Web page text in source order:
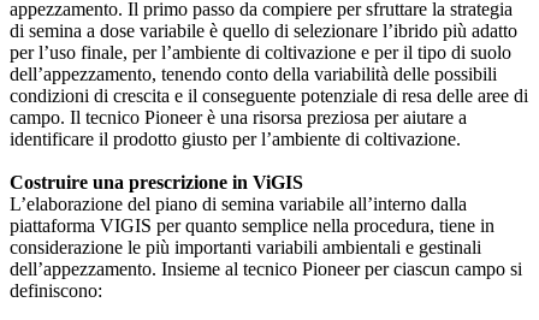
appezzamento. Il primo passo da compiere per sfruttare la strategia
di semina a dose variabile è quello di selezionare l’ibrido più adatto
per l’uso finale, per l’ambiente di coltivazione e per il tipo di suolo
dell’appezzamento, tenendo conto della variabilità delle possibili
condizioni di crescita e il conseguente potenziale di resa delle aree di
campo. Il tecnico Pioneer è una risorsa preziosa per aiutare a
identificare il prodotto giusto per l’ambiente di coltivazione.
Costruire una prescrizione in ViGIS
L’elaborazione del piano di semina variabile all’interno dalla
piattaforma VIGIS per quanto semplice nella procedura, tiene in
considerazione le più importanti variabili ambientali e gestinali
dell’appezzamento. Insieme al tecnico Pioneer per ciascun campo si
definiscono: